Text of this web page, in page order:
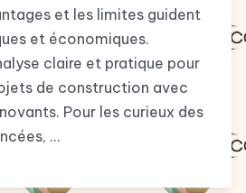
et les limites guident
et économiques.
claire et pratique pour
de construction avec
Pour les curieux des
…